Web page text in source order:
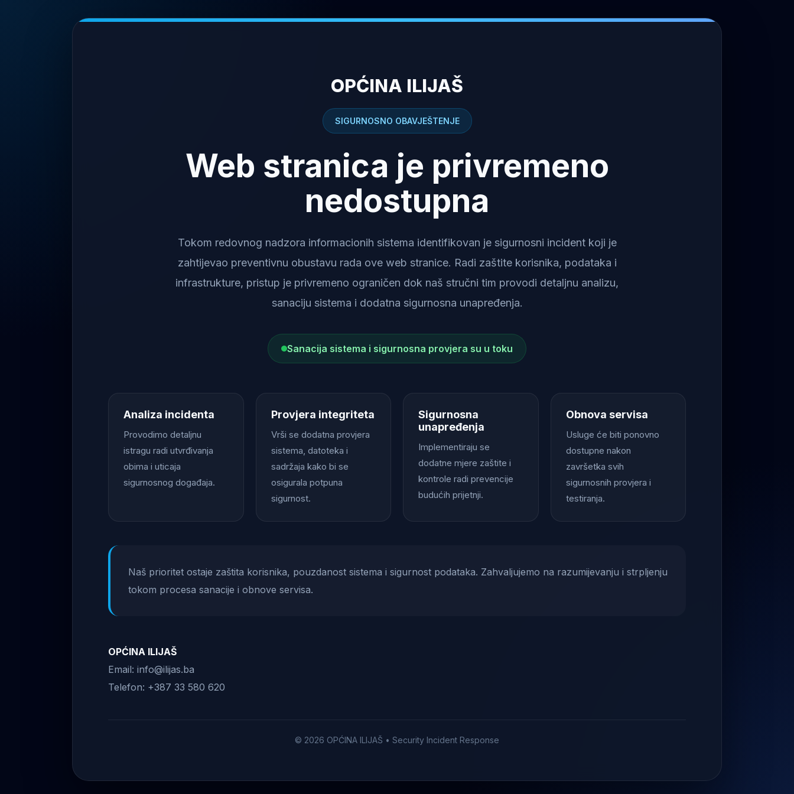
OPĆINA ILIJAŠ
SIGURNOSNO OBAVJEŠTENJE
Web stranica je privremeno
nedostupna
Tokom redovnog nadzora informacionih sistema identifikovan je sigurnosni incident koji je
zahtijevao preventivnu obustavu rada ove web stranice. Radi zaštite korisnika, podataka i
infrastrukture, pristup je privremeno ograničen dok naš stručni tim provodi detaljnu analizu,
sanaciju sistema i dodatna sigurnosna unapređenja.
Sanacija sistema i sigurnosna provjera su u toku
Analiza incidenta
Provodimo detaljnu
istragu radi utvrđivanja
obima i uticaja
sigurnosnog događaja.
Provjera integriteta
Vrši se dodatna provjera
sistema, datoteka i
sadržaja kako bi se
osigurala potpuna
sigurnost.
Sigurnosna
unapređenja
Implementiraju se
dodatne mjere zaštite i
kontrole radi prevencije
budućih prijetnji.
Obnova servisa
Usluge će biti ponovno
dostupne nakon
završetka svih
sigurnosnih provjera i
testiranja.
Naš prioritet ostaje zaštita korisnika, pouzdanost sistema i sigurnost podataka. Zahvaljujemo na razumijevanju i strpljenju
tokom procesa sanacije i obnove servisa.
OPĆINA ILIJAŠ
Email: info@ilijas.ba
Telefon: +387 33 580 620
© 2026 OPĆINA ILIJAŠ • Security Incident Response